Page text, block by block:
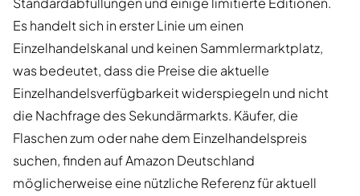
Es handelt sich in erster Linie um einen
Einzelhandelskanal und keinen Sammlermarktplatz,
was bedeutet, dass die Preise die aktuelle
Einzelhandelsverfügbarkeit widerspiegeln und nicht
die Nachfrage des Sekundärmarkts. Käufer, die
Flaschen zum oder nahe dem Einzelhandelspreis
suchen, finden auf Amazon Deutschland
möglicherweise eine nützliche Referenz für aktuell